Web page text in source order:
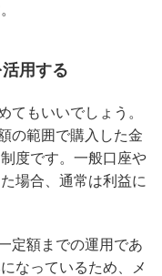
用する
てもいいでしょう。
の範囲で購入した金
度です。一般口座や
場合、通常は利益に
定額までの運用であ
なっているため、メ